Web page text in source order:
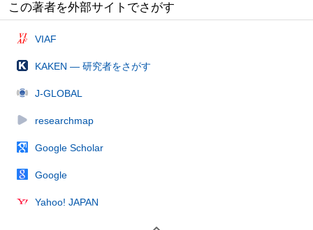
この著者を外部サイトでさがす
VIAF
KAKEN — 研究者をさがす
J-GLOBAL
researchmap
Google Scholar
Google
Yahoo! JAPAN